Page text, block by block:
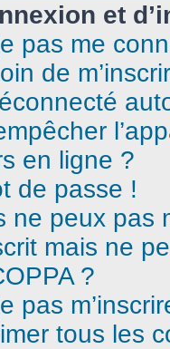
et
pas me
de
en ligne ?
de passe !
ne peux pas
mais ne
?
pas
tous les